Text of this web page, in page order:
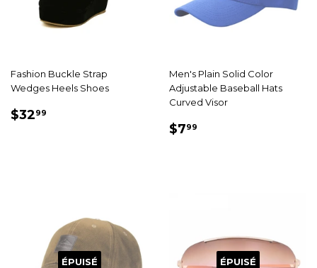
Fashion Buckle Strap
Wedges Heels Shoes
PRIX
$3299
Men's Plain Solid Color
Adjustable Baseball Hats
Curved Visor
PRIX
$799
ÉPUISÉ ÉPUISÉ